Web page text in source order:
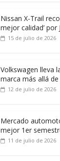
Nissan X-Trail
mejor calidad’ por
15 de julio de 2026
Volkswagen lleva
marca más allá
12 de julio de 2026
Mercado
mejor 1er
11 de julio de 2026